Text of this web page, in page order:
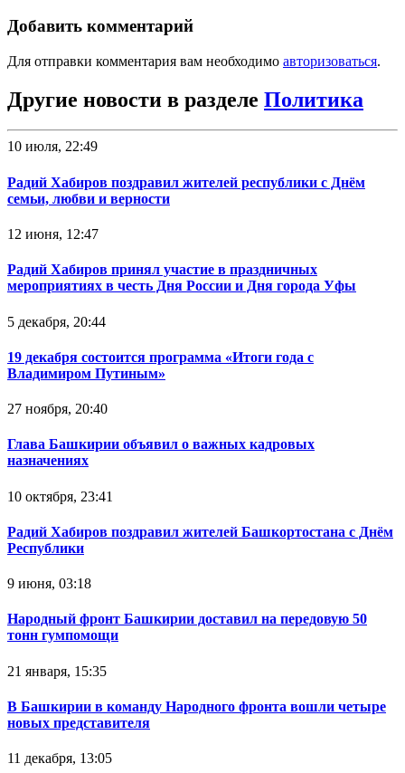
Добавить комментарий
Для отправки комментария вам необходимо авторизоваться.
Другие новости в разделе Политика
10 июля, 22:49
Радий Хабиров поздравил жителей республики с Днём
семьи, любви и верности
12 июня, 12:47
Радий Хабиров принял участие в праздничных
мероприятиях в честь Дня России и Дня города Уфы
5 декабря, 20:44
19 декабря состоится программа «Итоги года с
Владимиром Путиным»
27 ноября, 20:40
Глава Башкирии объявил о важных кадровых
назначениях
10 октября, 23:41
Радий Хабиров поздравил жителей Башкортостана с Днём
Республики
9 июня, 03:18
Народный фронт Башкирии доставил на передовую 50
тонн гумпомощи
21 января, 15:35
В Башкирии в команду Народного фронта вошли четыре
новых представителя
11 декабря, 13:05